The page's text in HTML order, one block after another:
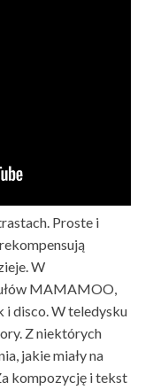
Proste i
W
MAMAMOO,
i disco. W teledysku
Z niektórych
jakie miały na
kompozycję i tekst